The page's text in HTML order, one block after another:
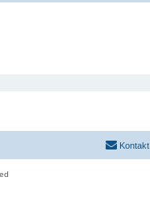
Kontakt